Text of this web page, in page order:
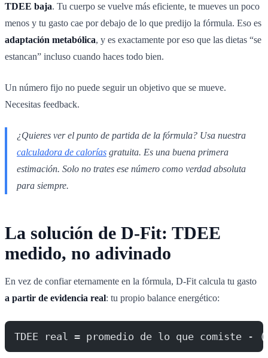
TDEE baja. Tu cuerpo se vuelve más eficiente, te mueves un poco
menos y tu gasto cae por debajo de lo que predijo la fórmula. Eso es
adaptación metabólica, y es exactamente por eso que las dietas “se
estancan” incluso cuando haces todo bien.
Un número fijo no puede seguir un objetivo que se mueve.
Necesitas feedback.
¿Quieres ver el punto de partida de la fórmula? Usa nuestra
calculadora de calorías gratuita. Es una buena primera
estimación. Solo no trates ese número como verdad absoluta
para siempre.
La solución de D-Fit: TDEE
medido, no adivinado
En vez de confiar eternamente en la fórmula, D-Fit calcula tu gasto
a partir de evidencia real: tu propio balance energético:
TDEE real = promedio de lo que comiste -